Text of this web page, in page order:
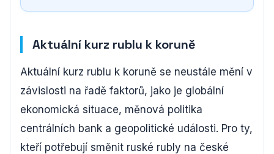
Aktuální kurz rublu k koruně
Aktuální kurz rublu k koruně se neustále mění v
závislosti na řadě faktorů, jako je globální
ekonomická situace, měnová politika
centrálních bank a geopolitické události. Pro ty,
kteří potřebují směnit ruské rubly na české